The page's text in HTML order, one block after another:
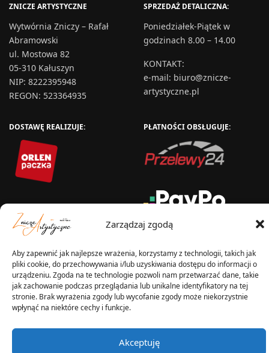
Zarządzaj zgodą
Aby zapewnić jak najlepsze wrażenia, korzystamy z technologii, takich jak
pliki cookie, do przechowywania i/lub uzyskiwania dostępu do informacji o
urządzeniu. Zgoda na te technologie pozwoli nam przetwarzać dane, takie
jak zachowanie podczas przeglądania lub unikalne identyfikatory na tej
stronie. Brak wyrażenia zgody lub wycofanie zgody może niekorzystnie
wpłynąć na niektóre cechy i funkcje.
Akceptuję
ZNICZE ARTYSTYCZNE
Wytwórnia Zniczy – Rafał
Abramowski
ul. Mostowa 82
05-310 Kałuszyn
NIP: 8222395948
REGON: 523364935
SPRZEDAŻ DETALICZNA:
Poniedziałek-Piątek w
godzinach 8.00 – 14.00
KONTAKT:
e-mail: biuro@znicze-
artystyczne.pl
DOSTAWĘ REALIZUJE: PŁATNOŚCI OBSŁUGUJE:
WYSYŁKA W:
2025 © Znicz Polski -
Wytwórnia Zniczy